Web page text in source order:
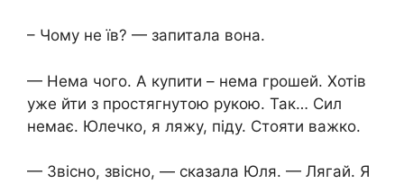
– Чому не їв? — запитала вона.
— Нема чого. А купити – нема грошей. Хотів
уже йти з простягнутою рукою. Так… Сил
немає. Юлечко, я ляжу, піду. Стояти важко.
— Звісно, звісно, — сказала Юля. — Лягай. Я